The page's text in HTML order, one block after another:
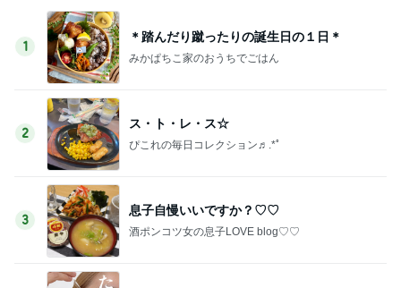
1
＊踏んだり蹴ったりの誕生日の１日＊
みかぱちこ家のおうちでごはん
2
ス・ト・レ・ス☆
ぴこれの毎日コレクション♬.*ﾟ
3
息子自慢いいですか？♡♡
酒ポンコツ女の息子LOVE blog♡♡